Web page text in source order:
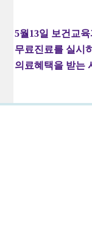
5월13일 보건교
무료진료를 실시
의료혜택을 받는